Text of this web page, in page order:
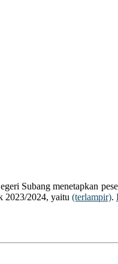
Subang menetapkan
2023/2024, yaitu (terlampir).